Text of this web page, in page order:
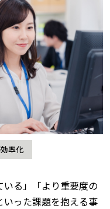
率化
いる」「より重要度の
った課題を抱える事